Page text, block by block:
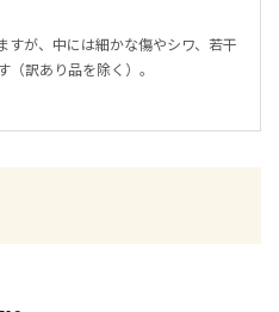
すが、中には細かな傷やシワ、若干
訳あり品を除く）。